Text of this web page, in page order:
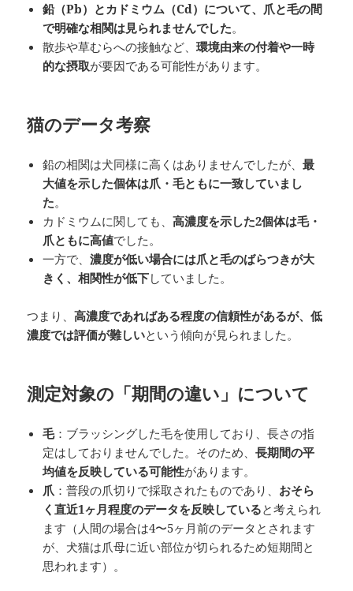
鉛（Pb）とカドミウム（Cd）について、爪と毛の間
で明確な相関は見られませんでした。
散歩や草むらへの接触など、環境由来の付着や一時
的な摂取が要因である可能性があります。
猫のデータ考察
鉛の相関は犬同様に高くはありませんでしたが、最
大値を示した個体は爪・毛ともに一致していまし
た。
カドミウムに関しても、高濃度を示した2個体は毛・
爪ともに高値でした。
一方で、濃度が低い場合には爪と毛のばらつきが大
きく、相関性が低下していました。
つまり、高濃度であればある程度の信頼性があるが、低
濃度では評価が難しいという傾向が見られました。
測定対象の「期間の違い」について
毛：ブラッシングした毛を使用しており、長さの指
定はしておりませんでした。そのため、長期間の平
均値を反映している可能性があります。
爪 ：普段の爪切りで採取されたものであり、 おそら
く直近1ヶ月程度のデータを反映していると考えられ
ます（人間の場合は4〜5ヶ月前のデータとされます
が、犬猫は爪母に近い部位が切られるため短期間と
思われます）。